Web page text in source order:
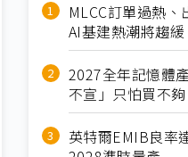
MLCC訂單過熱
AI基建熱潮將趨緩
2027全年記憶體
不宣」只怕買不夠
英特爾EMIB良率